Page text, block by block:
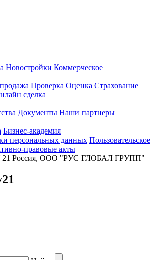
Новостройки Коммерческое
Проверка Оценка Страхование
сделка
Документы Наши партнеры
Бизнес-академия
персональных данных Пользовательское
правовые акты
21 Россия, ООО "РУС ГЛОБАЛ ГРУПП"